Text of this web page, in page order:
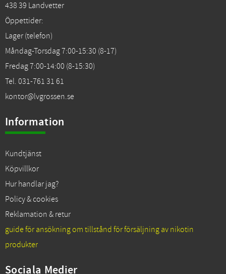
438 39 Landvetter
Öppettider:
Lager (telefon)
Måndag-Torsdag 7:00-15:30 (8-17)
Fredag 7:00-14:00 (8-15:30)
Tel. 031-761 31 61
kontor@lvgrossen.se
Information
Kundtjänst
Köpvillkor
Hur handlar jag?
Policy & cookies
Reklamation & retur
guide för ansökning om tillstånd för försäljning av nikotin
produkter
Sociala Medier